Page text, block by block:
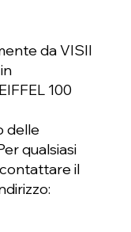
da VISII
100
delle
qualsiasi
il